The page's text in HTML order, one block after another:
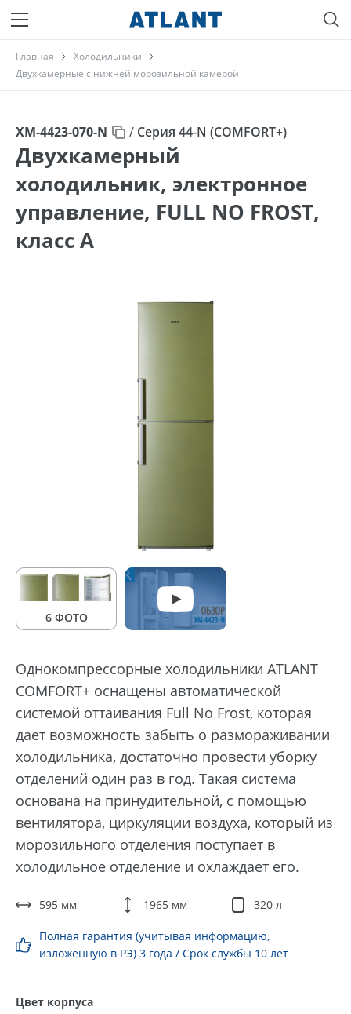
Главная
Холодильники
Двухкамерные с нижней морозильной камерой
ХМ-4423-070-N / Серия 44-N (COMFORT+)
Двухкамерный
холодильник, электронное
управление, FULL NO FROST,
класс A
6 ФОТО
Однокомпрессорные холодильники ATLANT
COMFORT+ оснащены автоматической
системой оттаивания Full No Frost, которая
дает возможность забыть о размораживании
холодильника, достаточно провести уборку
отделений один раз в год. Такая система
основана на принудительной, с помощью
вентилятора, циркуляции воздуха, который из
морозильного отделения поступает в
холодильное отделение и охлаждает его.
595 мм 1965 мм 320 л
Полная гарантия (учитывая информацию,
изложенную в РЭ) 3 года / Срок службы 10 лет
Цвет корпуса